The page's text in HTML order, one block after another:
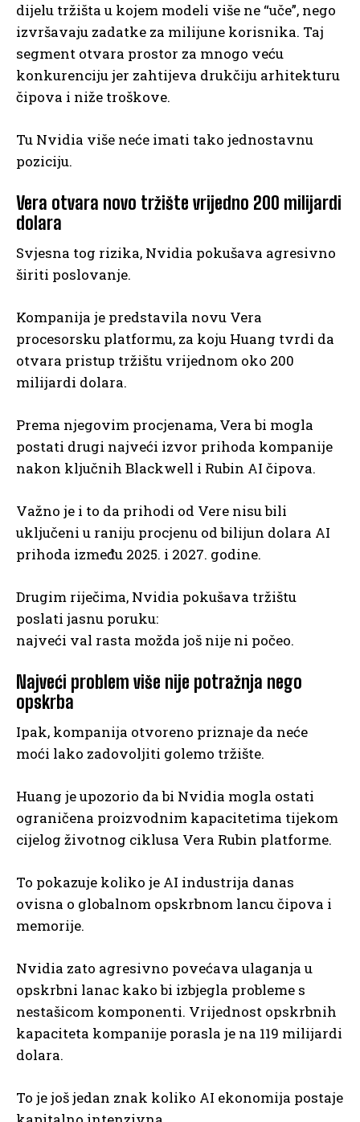
dijelu tržišta u kojem modeli više ne “uče”, nego
izvršavaju zadatke za milijune korisnika. Taj
segment otvara prostor za mnogo veću
konkurenciju jer zahtijeva drukčiju arhitekturu
čipova i niže troškove.
Tu Nvidia više neće imati tako jednostavnu
poziciju.
Vera otvara novo tržište vrijedno 200 milijardi
dolara
Svjesna tog rizika, Nvidia pokušava agresivno
širiti poslovanje.
Kompanija je predstavila novu Vera
procesorsku platformu, za koju Huang tvrdi da
otvara pristup tržištu vrijednom oko 200
milijardi dolara.
Prema njegovim procjenama, Vera bi mogla
postati drugi najveći izvor prihoda kompanije
nakon ključnih Blackwell i Rubin AI čipova.
Važno je i to da prihodi od Vere nisu bili
uključeni u raniju procjenu od bilijun dolara AI
prihoda između 2025. i 2027. godine.
Drugim riječima, Nvidia pokušava tržištu
poslati jasnu poruku:
najveći val rasta možda još nije ni počeo.
Najveći problem više nije potražnja nego
opskrba
Ipak, kompanija otvoreno priznaje da neće
moći lako zadovoljiti golemo tržište.
Huang je upozorio da bi Nvidia mogla ostati
ograničena proizvodnim kapacitetima tijekom
cijelog životnog ciklusa Vera Rubin platforme.
To pokazuje koliko je AI industrija danas
ovisna o globalnom opskrbnom lancu čipova i
memorije.
Nvidia zato agresivno povećava ulaganja u
opskrbni lanac kako bi izbjegla probleme s
nestašicom komponenti. Vrijednost opskrbnih
kapaciteta kompanije porasla je na 119 milijardi
dolara.
To je još jedan znak koliko AI ekonomija postaje